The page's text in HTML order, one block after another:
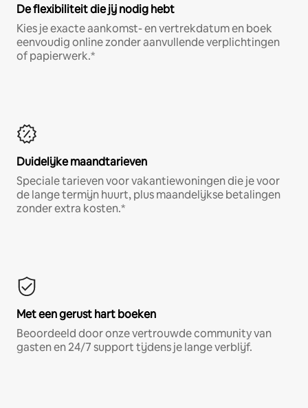
De flexibiliteit die jij nodig hebt
Kies je exacte aankomst- en vertrekdatum en boek
eenvoudig online zonder aanvullende verplichtingen
of papierwerk.*
Duidelijke maandtarieven
Speciale tarieven voor vakantiewoningen die je voor
de lange termijn huurt, plus maandelijkse betalingen
zonder extra kosten.*
Met een gerust hart boeken
Beoordeeld door onze vertrouwde community van
gasten en 24/7 support tijdens je lange verblijf.